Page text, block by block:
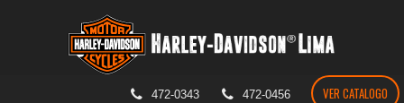
472-0343 472-0456 VER CATALOGO